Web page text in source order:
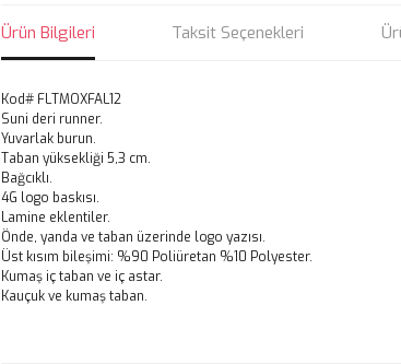
Ürün Bilgileri Taksit Seçenekleri
Kod# FLTMOXFAL12
Suni deri runner.
Yuvarlak burun.
Taban yüksekliği 5,3 cm.
Bağcıklı.
4G logo baskısı.
Lamine eklentiler.
Önde, yanda ve taban üzerinde logo yazısı.
Üst kısım bileşimi: %90 Poliüretan %10 Polyester.
Kumaş iç taban ve iç astar.
Kauçuk ve kumaş taban.